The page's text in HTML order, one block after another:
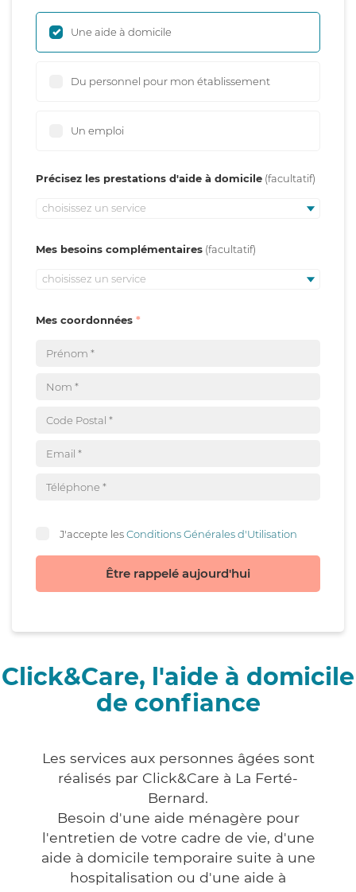
Une aide à domicile
Du personnel pour mon établissement
Un emploi
Précisez les prestations d'aide à domicile
choisissez un service
Mes besoins complémentaires
choisissez un service
Mes coordonnées
J'accepte lesConditions Générales d'Utilisation
Être rappelé aujourd'hui
Click&Care, l'aide à domicile
de confiance
Les services aux personnes âgées sont
réalisés par Click&Care à La Ferté-
Bernard.
Besoin d'une aide ménagère pour
l'entretien de votre cadre de vie, d'une
aide à domicile temporaire suite à une
hospitalisation ou d'une aide à